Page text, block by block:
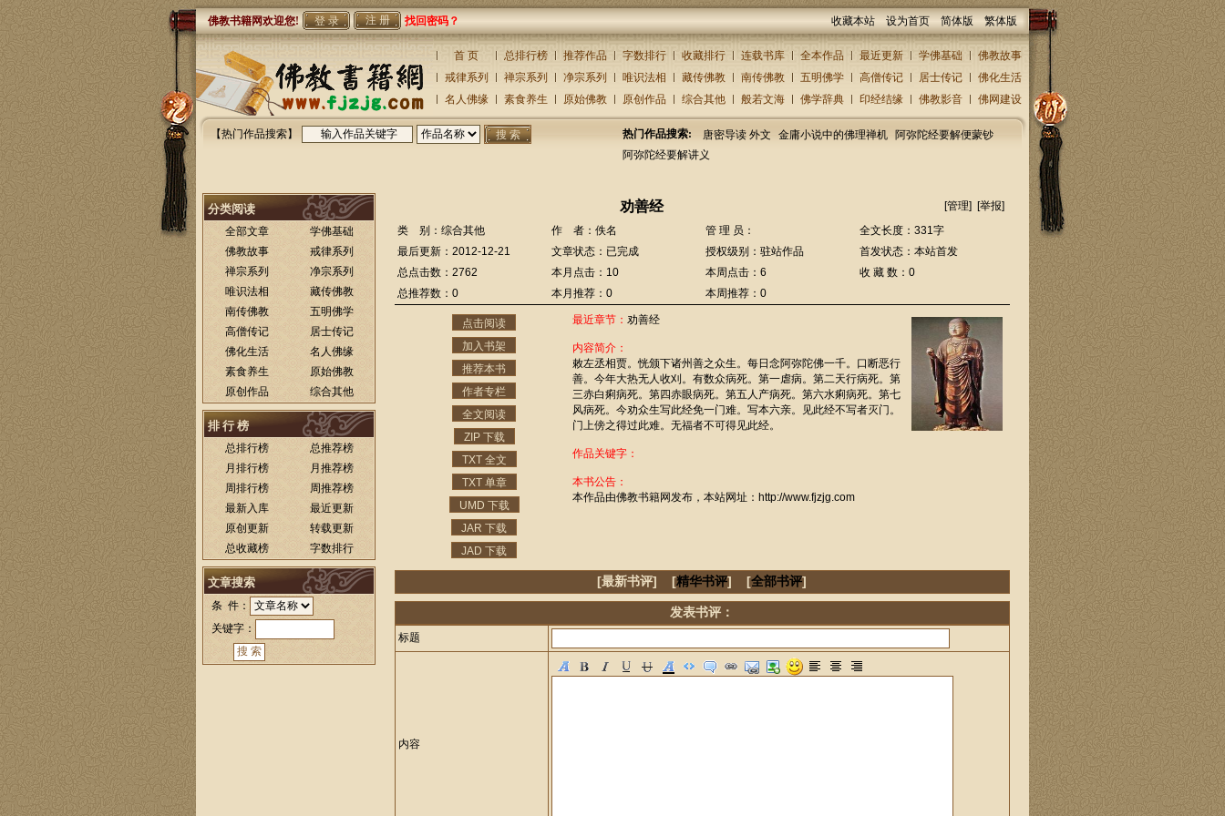
佛教书籍网欢迎您! 注 册 找回密码？ 收藏本站 设为首页 简体版 繁体版
首 页 总排行榜 推荐作品 字数排行 收藏排行 连载书库 全本作品 最近更新 学佛基础
佛教故事
戒律系列
禅宗系列 净宗系列 唯识法相 藏传佛教 南传佛教 五明佛学 高僧传记 居士传记
佛化生活
名人佛缘
素食养生 原始佛教 原创作品 综合其他 般若文海 佛学辞典 印经结缘 佛教影音 佛网建设
【热门作品搜索】 热门作品搜索: 唐密导读 外文 金庸小说中的佛理禅机
阿弥陀经要解便蒙钞
阿弥陀经要解讲义
分类阅读
全部文章
学佛基础
佛教故事
戒律系列
禅宗系列
净宗系列
唯识法相
藏传佛教
南传佛教
五明佛学
高僧传记
居士传记
佛化生活
名人佛缘
素食养生
原始佛教
原创作品
综合其他
排 行 榜
总排行榜
总推荐榜
月排行榜
月推荐榜
周排行榜
周推荐榜
最新入库
最近更新
原创更新
转载更新
总收藏榜
字数排行
文章搜索
条 件：
关键字：
劝善经 [管理] [举报]
类 别：综合其他
作 者：佚名 管 理 员：
全文长度：331字
最后更新：2012-12-21
文章状态：已完成 授权级别：驻站作品
首发状态：本站首发
总点击数：2762
本月点击：10 本周点击：6
收 藏 数：0
总推荐数：0
本月推荐：0 本周推荐：0
点击阅读
加入书架
推荐本书
作者专栏
全文阅读
ZIP 下载
TXT 全文
TXT 单章
UMD 下载
JAR 下载
JAD 下载
最近章节： 劝善经
内容简介：
敕左丞相贾。恍颁下诸州善之众生。每日念阿弥陀佛一千。口断恶行
善。今年大热无人收刈。有数众病死。第一虐病。第二天行病死。第
三赤白痢病死。第四赤眼病死。第五人产病死。第六水痢病死。第七
风病死。今劝众生写此经免一门难。写本六亲。见此经不写者灭门。
门上傍之得过此难。无福者不可得见此经。
作品关键字：
本书公告：
本作品由佛教书籍网发布，本站网址：http://www.fjzjg.com
[最新书评] [精华书评] [全部书评]
发表书评：
标题
内容